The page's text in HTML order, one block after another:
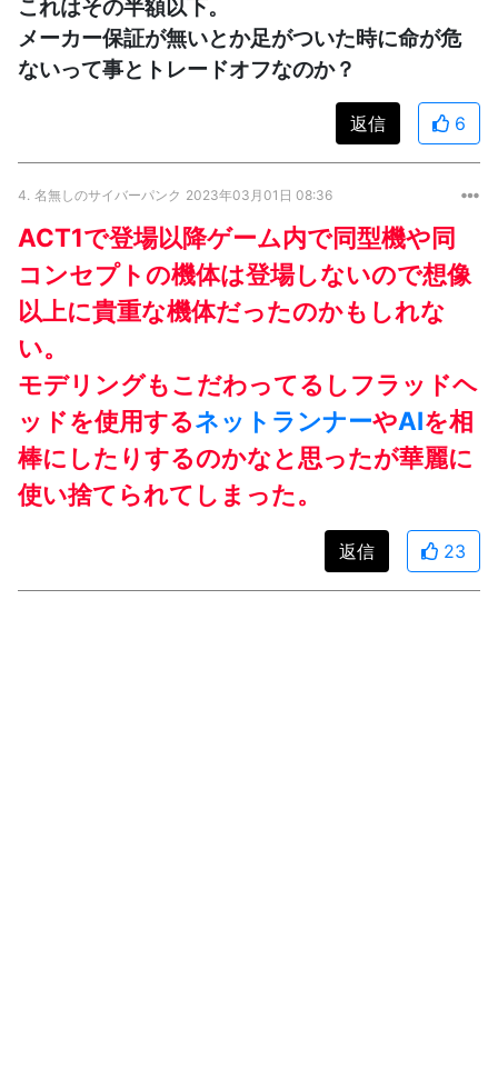
これはその半額以下。
メーカー保証が無いとか足がついた時に命が危
ないって事とトレードオフなのか？
返信 6
4. 名無しのサイバーパンク 2023年03月01日 08:36
ACT1で登場以降ゲーム内で同型機や同
コンセプトの機体は登場しないので想像
以上に貴重な機体だったのかもしれな
い。
モデリングもこだわってるしフラッドヘ
ッドを使用するネットランナーやAIを相
棒にしたりするのかなと思ったが華麗に
使い捨てられてしまった。
返信 23